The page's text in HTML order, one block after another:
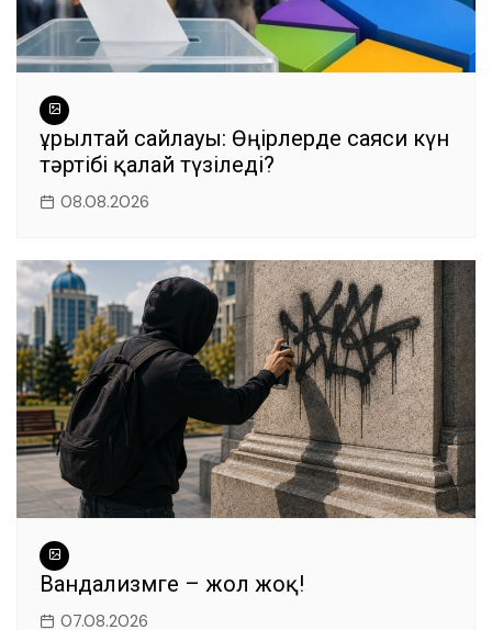
Құрылтай сайлауы: Өңірлерде саяси күн
тәртібі қалай түзіледі?
08.08.2026
Вандализмге – жол жоқ!
07.08.2026